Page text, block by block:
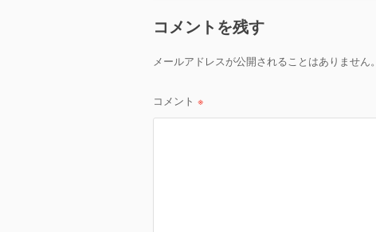
ョ
コメントを残す
メールアドレスが公開されることはありません。
コメント ※